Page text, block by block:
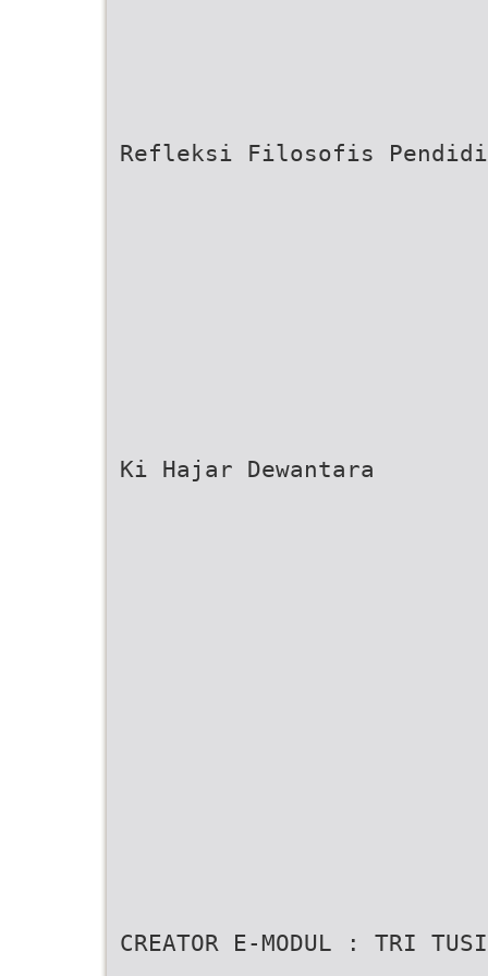
Refleksi Filosofis
Ki Hajar Dewantara
CREATOR E-MODUL : TRI